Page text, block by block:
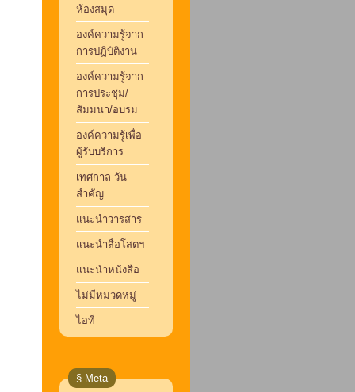
ห้องสมุด
องค์ความรู้จาก
การปฏิบัติงาน
องค์ความรู้จาก
การประชุม/
สัมมนา/อบรม
องค์ความรู้เพื่อ
ผู้รับบริการ
เทศกาล วัน
สำคัญ
แนะนำวารสาร
แนะนำสื่อโสตฯ
แนะนำหนังสือ
ไม่มีหมวดหมู่
ไอที
§ Meta